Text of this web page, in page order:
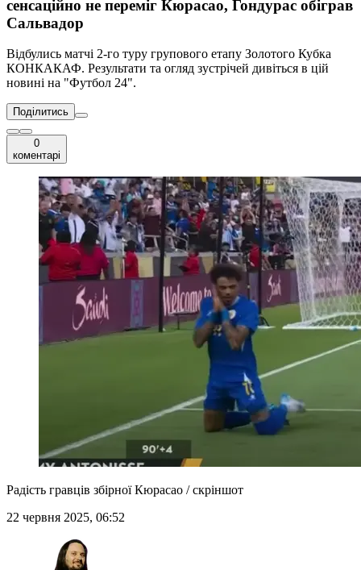
сенсаційно не переміг Кюрасао, Гондурас обіграв
Сальвадор
Відбулись матчі 2-го туру групового етапу Золотого Кубка
КОНКАКАФ. Результати та огляд зустрічей дивіться в цій
новині на "Футбол 24".
Поділитись
0
коментарі
Радість гравців збірної Кюрасао / скріншот
22 червня 2025, 06:52